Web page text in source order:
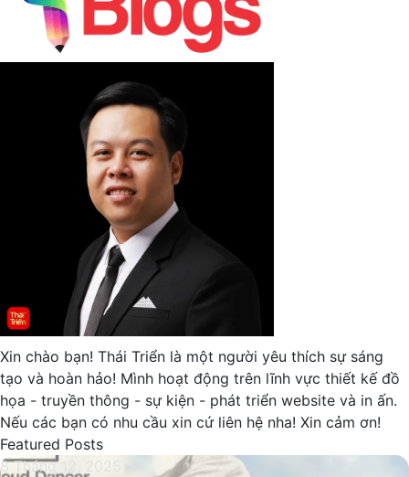
Xin chào bạn! Thái Triển là một người yêu thích sự sáng
tạo và hoàn hảo! Mình hoạt động trên lĩnh vực thiết kế đồ
họa - truyền thông - sự kiện - phát triển website và in ấn.
Nếu các bạn có nhu cầu xin cứ liên hệ nha! Xin cảm ơn!
Featured Posts
PANTONE
8 Tháng 12, 2025